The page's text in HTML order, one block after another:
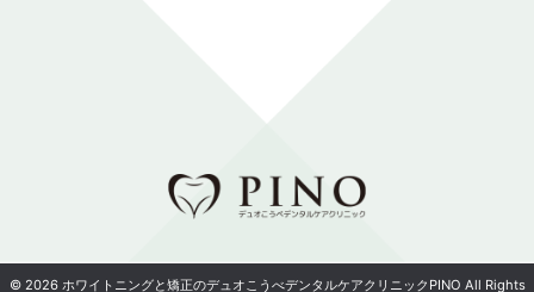
© 2026 ホワイトニングと矯正のデュオこうべデンタルケアクリニックPINO All Rights